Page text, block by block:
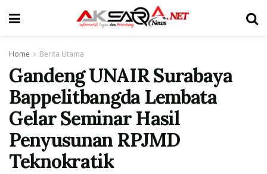
Home Berita Utama
Gandeng UNAIR Surabaya
Bappelitbangda Lembata
Gelar Seminar Hasil
Penyusunan RPJMD
Teknokratik